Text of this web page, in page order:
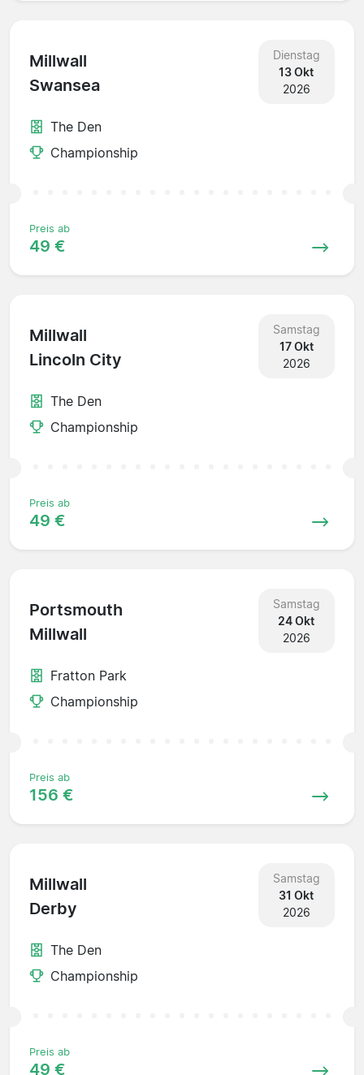
Millwall
Swansea
Dienstag
13 Okt
2026
The Den
Championship
Preis ab
49 €
Millwall
Lincoln City
Samstag
17 Okt
2026
The Den
Championship
Preis ab
49 €
Portsmouth
Millwall
Samstag
24 Okt
2026
Fratton Park
Championship
Preis ab
156 €
Millwall
Derby
Samstag
31 Okt
2026
The Den
Championship
Preis ab
49 €